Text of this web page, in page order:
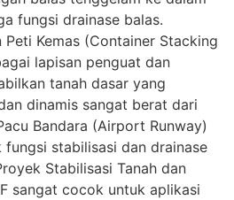
fungsi drainase balas.
Peti Kemas (Container Stacking
lapisan penguat dan
tanah dasar yang
dinamis sangat berat dari
Bandara (Airport Runway)
stabilisasi dan drainase
Stabilisasi Tanah dan
sangat cocok untuk aplikasi